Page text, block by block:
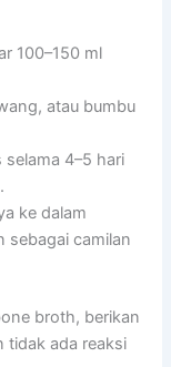
100–150 ml
atau bumbu
4–5 hari
ke dalam
sebagai camilan
broth, berikan
tidak ada reaksi